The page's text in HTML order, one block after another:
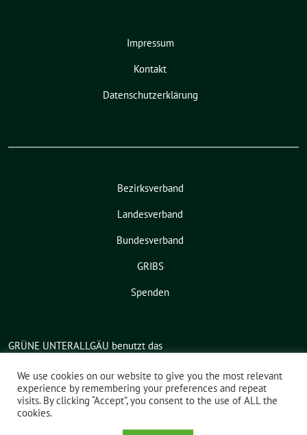
Impressum
Kontakt
Datenschutzerklärung
Bezirksverband
Landesverband
Bundesverband
GRIBS
Spenden
GRÜNE UNTERALLGÄU benutzt das
Angebot derverdigado eG.
We use cookies on our website to give you the most relevant
experience by remembering your preferences and repeat
visits. By clicking “Accept”, you consent to the use of ALL the
cookies.